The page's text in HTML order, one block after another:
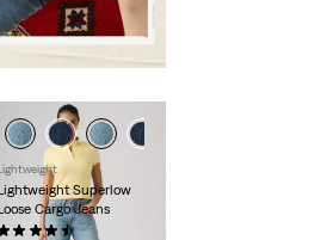
Superlow
Cargo Jeans
(843)